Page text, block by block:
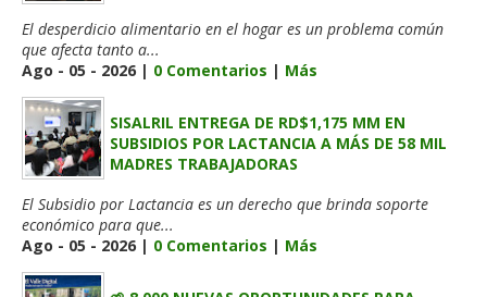
El desperdicio alimentario en el hogar es un problema común
que afecta tanto a...
Ago - 05 - 2026 | 0 Comentarios | Más
SISALRIL ENTREGA DE RD$1,175 MM EN
SUBSIDIOS POR LACTANCIA A MÁS DE 58 MIL
MADRES TRABAJADORAS
El Subsidio por Lactancia es un derecho que brinda soporte
económico para que...
Ago - 05 - 2026 | 0 Comentarios | Más